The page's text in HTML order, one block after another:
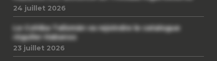
24 juillet 2026
Le Cohiba Talismán va rejoindre le catalogue
régulier Habanos
23 juillet 2026